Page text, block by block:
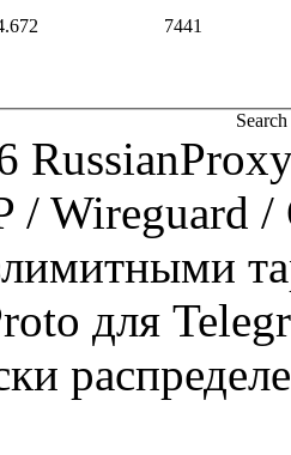
7441
/ Wireguard
для